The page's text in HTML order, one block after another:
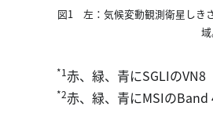
図1 左：気候変動観測衛星しき
*1赤、緑、青にSGLIの
*2赤、緑、青にMSIの